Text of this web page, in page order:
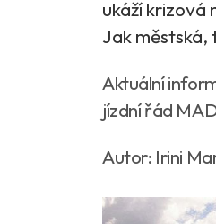
ukáží krizová
Jak
Aktuální
jízdní řád
Autor: Irini